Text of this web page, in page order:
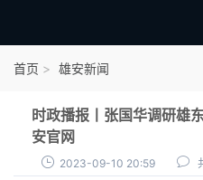
首页 雄安新闻
时政播报丨张国华调研雄
安官网
2023-09-10 20:59